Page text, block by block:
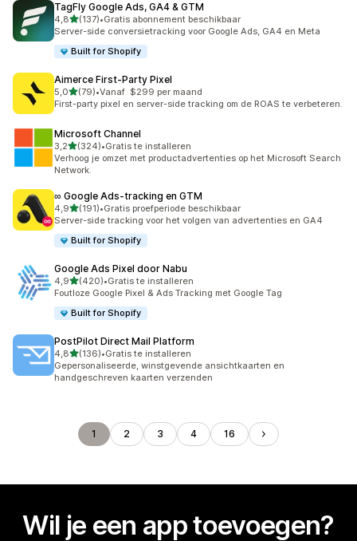
TagFly Google Ads, GA4 & GTM
4,8van 5 sterren
(137)
137 recensies in totaal
•Gratis abonnement beschikbaar
Server-side conversietracking voor Google Ads, GA4 en Meta
Built for Shopify
Aimerce First‑Party Pixel
5,0van 5 sterren
(79)
79 recensies in totaal
•Vanaf $299 per maand
First-party pixel en server-side tracking om de ROAS te verbeteren.
Microsoft Channel
3,2van 5 sterren
(324)
324 recensies in totaal
•Gratis te installeren
Verhoog je omzet met productadvertenties op het Microsoft Search
Network.
∞ Google Ads‑tracking en GTM
4,9van 5 sterren
(191)
191 recensies in totaal
•Gratis proefperiode beschikbaar
Server-side tracking voor het volgen van advertenties en GA4
Built for Shopify
Google Ads Pixel door Nabu
4,9van 5 sterren
(420)
420 recensies in totaal
•Gratis te installeren
Foutloze Google Pixel & Ads Tracking met Google Tag
Built for Shopify
PostPilot Direct Mail Platform
4,8van 5 sterren
(136)
136 recensies in totaal
•Gratis te installeren
Gepersonaliseerde, winstgevende ansichtkaarten en
handgeschreven kaarten verzenden
1 2 3 4 16
Wil je een app toevoegen?